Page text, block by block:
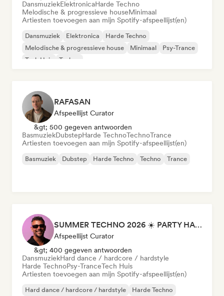
DansmuziekElektronicaHarde Techno
Melodische & progressieve houseMinimaal
Artiesten toevoegen aan mijn Spotify-afspeellijst(en)
Dansmuziek Elektronica
Harde Techno
Melodische & progressieve house
Minimaal
Psy-Trance
Tech Huis
Techno
RAFASAN
Afspeellijst Curator
&gt; 500 gegeven antwoorden
BasmuziekDubstepHarde TechnoTechnoTrance
Artiesten toevoegen aan mijn Spotify-afspeellijst(en)
Basmuziek Dubstep Harde Techno Techno Trance
SUMMER TECHNO 2026 ☀️ PARTY HARD by Sebastian Bronk
Afspeellijst Curator
&gt; 400 gegeven antwoorden
DansmuziekHard dance / hardcore / hardstyle
Harde TechnoPsy-TranceTech Huis
Artiesten toevoegen aan mijn Spotify-afspeellijst(en)
Hard dance / hardcore / hardstyle Harde Techno